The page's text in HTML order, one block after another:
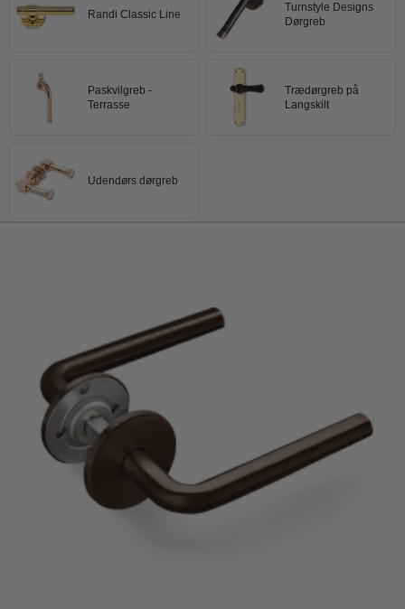
Randi Classic Line
Turnstyle Designs
Dørgreb
Paskvilgreb -
Terrasse
Trædørgreb på
Langskilt
Udendørs dørgreb